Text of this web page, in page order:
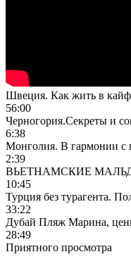
Швеция. Как жить в
56:00
Черногория.Секреты и
6:38
Монголия. В гармонии с
2:39
ВЬЕТНАМСКИЕ
10:45
Турция без турагента.
33:22
Дубай Пляж Марина,
28:49
Приятного просмотра